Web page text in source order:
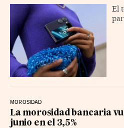
El
MOROSIDAD
La morosidad bancaria
junio en el 3,5%